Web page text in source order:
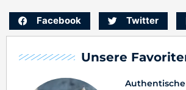
Unsere
Facebook Twitter